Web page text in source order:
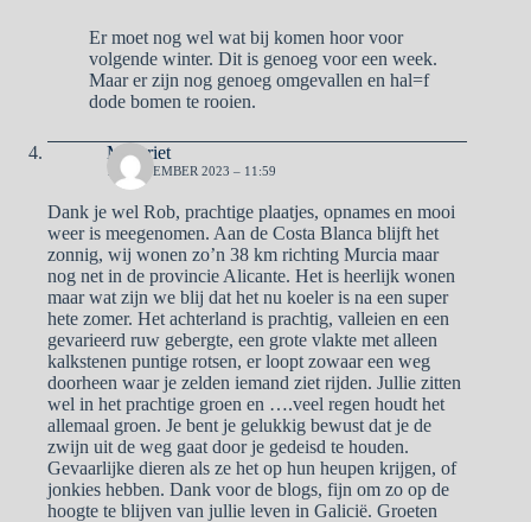
Er moet nog wel wat bij komen hoor voor
volgende winter. Dit is genoeg voor een week.
Maar er zijn nog genoeg omgevallen en hal=f
dode bomen te rooien.
Margriet
17 NOVEMBER 2023 – 11:59
Dank je wel Rob, prachtige plaatjes, opnames en mooi
weer is meegenomen. Aan de Costa Blanca blijft het
zonnig, wij wonen zo’n 38 km richting Murcia maar
nog net in de provincie Alicante. Het is heerlijk wonen
maar wat zijn we blij dat het nu koeler is na een super
hete zomer. Het achterland is prachtig, valleien en een
gevarieerd ruw gebergte, een grote vlakte met alleen
kalkstenen puntige rotsen, er loopt zowaar een weg
doorheen waar je zelden iemand ziet rijden. Jullie zitten
wel in het prachtige groen en ….veel regen houdt het
allemaal groen. Je bent je gelukkig bewust dat je de
zwijn uit de weg gaat door je gedeisd te houden.
Gevaarlijke dieren als ze het op hun heupen krijgen, of
jonkies hebben. Dank voor de blogs, fijn om zo op de
hoogte te blijven van jullie leven in Galicië. Groeten